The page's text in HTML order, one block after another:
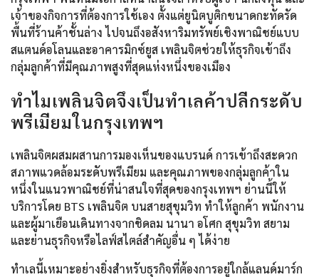
เจ้าของกิจการที่ต้องการใช้เอง ตั้งแต่ยูนิตบูติกขนาดกะทัดรัด
พื้นที่ร้านค้าชั้นล่าง ไปจนถึงอสังหาริมทรัพย์เชิงพาณิชย์แบบ
สแตนด์อโลนและอาคารมิกซ์ยูส เพลินจิตช่วยให้ธุรกิจเข้าถึง
กลุ่มลูกค้าที่มีคุณภาพสูงที่สุดแห่งหนึ่งของเมือง
ทำไมเพลินจิตจึงเป็นทำเลค้าปลีกระดับ
พรีเมียมในกรุงเทพฯ
เพลินจิตผสมผสานการมองเห็นของแบรนด์ การเข้าถึงสะดวก
สภาพแวดล้อมระดับพรีเมียม และคุณภาพของกลุ่มลูกค้าใน
หนึ่งในแนวพาณิชย์ที่น่าสนใจที่สุดของกรุงเทพฯ ย่านนี้ให้
บริการโดย BTS เพลินจิต บนสายสุขุมวิท ทำให้ลูกค้า พนักงาน
และผู้มาเยือนเดินทางจากชิดลม นานา อโศก สุขุมวิท สยาม
และย่านธุรกิจหรือไลฟ์สไตล์สำคัญอื่น ๆ ได้ง่าย
ทำเลนี้เหมาะอย่างยิ่งสำหรับธุรกิจที่ต้องการอยู่ใกล้แลนด์มาร์ก